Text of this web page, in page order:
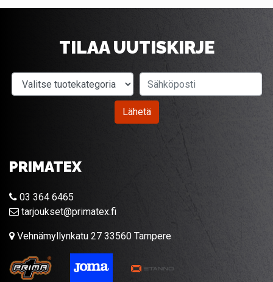
TILAA UUTISKIRJE
Valitse tuotekategoria
Lähetä
PRIMATEX
03 364 6465
tarjoukset@primatex.fi
Vehnämyllynkatu 27 33560 Tampere